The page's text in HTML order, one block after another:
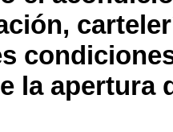
la apertura